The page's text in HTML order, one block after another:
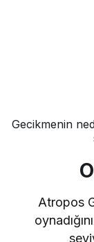
Gecikmenin
Atropos